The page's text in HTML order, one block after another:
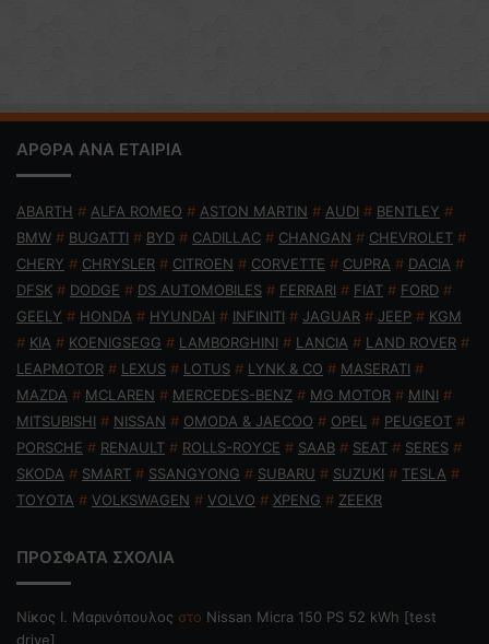
ΑΡΘΡΑ ΑΝΑ ΕΤΑΙΡΙΑ
ABARTH # ALFA ROMEO # ASTON MARTIN # AUDI # BENTLEY #
BMW # BUGATTI # BYD # CADILLAC # CHANGAN # CHEVROLET #
CHERY # CHRYSLER # CITROEN # CORVETTE # CUPRA # DACIA #
DFSK # DODGE # DS AUTOMOBILES # FERRARI # FIAT # FORD #
GEELY # HONDA # HYUNDAI # INFINITI # JAGUAR # JEEP # KGM
# KIA # KOENIGSEGG # LAMBORGHINI # LANCIA # LAND ROVER #
LEAPMOTOR # LEXUS # LOTUS # LYNK & CO # MASERATI #
MAZDA # MCLAREN # MERCEDES-BENZ # MG MOTOR # MINI #
MITSUBISHI # NISSAN # OMODA & JAECOO # OPEL # PEUGEOT #
PORSCHE # RENAULT # ROLLS-ROYCE # SAAB # SEAT # SERES #
SKODA # SMART # SSANGYONG # SUBARU # SUZUKI # TESLA #
TOYOTA # VOLKSWAGEN # VOLVO # XPENG # ZEEKR
ΠΡΟΣΦΑΤΑ ΣΧΟΛΙΑ
Nίκος Ι. Mαρινόπουλος στο Nissan Micra 150 PS 52 kWh [test
drive]